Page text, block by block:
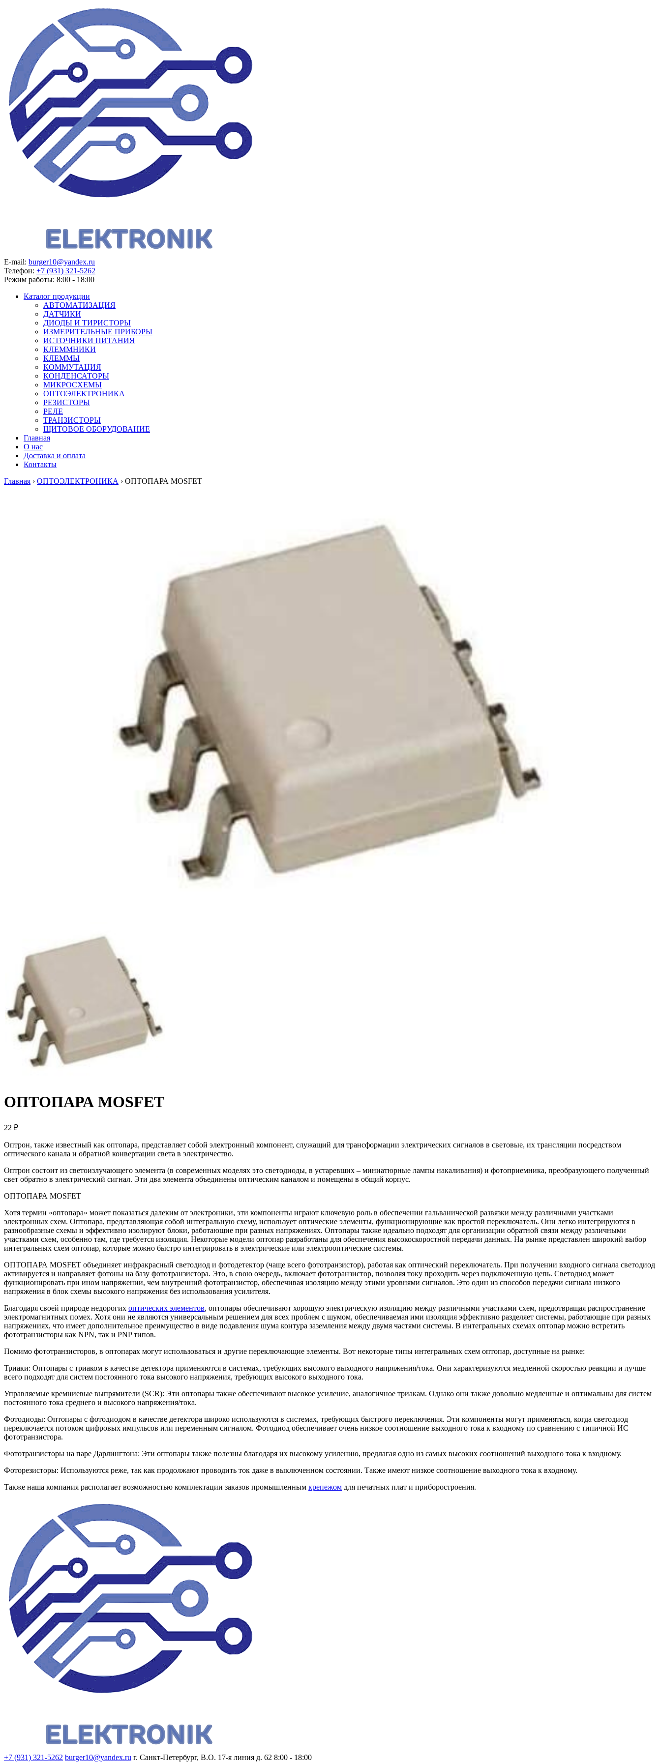
E-mail: burger10@yandex.ru
Телефон: +7 (931) 321-5262
Режим работы: 8:00 - 18:00
Каталог продукции
АВТОМАТИЗАЦИЯ
ДАТЧИКИ
ДИОДЫ И ТИРИСТОРЫ
ИЗМЕРИТЕЛЬНЫЕ ПРИБОРЫ
ИСТОЧНИКИ ПИТАНИЯ
КЛЕММНИКИ
КЛЕММЫ
КОММУТАЦИЯ
КОНДЕНСАТОРЫ
МИКРОСХЕМЫ
ОПТОЭЛЕКТРОНИКА
РЕЗИСТОРЫ
РЕЛЕ
ТРАНЗИСТОРЫ
ЩИТОВОЕ ОБОРУДОВАНИЕ
Главная
О нас
Доставка и оплата
Контакты
Главная › ОПТОЭЛЕКТРОНИКА › ОПТОПАРА MOSFET
ОПТОПАРА MOSFET
22 ₽
Оптрон, также известный как оптопара, представляет собой электронный компонент, служащий для трансформации электрических сигналов в световые, их трансляции посредством
оптического канала и обратной конвертации света в электричество.
Оптрон состоит из светоизлучающего элемента (в современных моделях это светодиоды, в устаревших – миниатюрные лампы накаливания) и фотоприемника, преобразующего полученный
свет обратно в электрический сигнал. Эти два элемента объединены оптическим каналом и помещены в общий корпус.
ОПТОПАРА MOSFET
Хотя термин «оптопара» может показаться далеким от электроники, эти компоненты играют ключевую роль в обеспечении гальванической развязки между различными участками
электронных схем. Оптопара, представляющая собой интегральную схему, использует оптические элементы, функционирующие как простой переключатель. Они легко интегрируются в
разнообразные схемы и эффективно изолируют блоки, работающие при разных напряжениях. Оптопары также идеально подходят для организации обратной связи между различными
участками схем, особенно там, где требуется изоляция. Некоторые модели оптопар разработаны для обеспечения высокоскоростной передачи данных. На рынке представлен широкий выбор
интегральных схем оптопар, которые можно быстро интегрировать в электрические или электрооптические системы.
ОПТОПАРА MOSFET объединяет инфракрасный светодиод и фотодетектор (чаще всего фототранзистор), работая как оптический переключатель. При получении входного сигнала светодиод
активируется и направляет фотоны на базу фототранзистора. Это, в свою очередь, включает фототранзистор, позволяя току проходить через подключенную цепь. Светодиод может
функционировать при ином напряжении, чем внутренний фототранзистор, обеспечивая изоляцию между этими уровнями сигналов. Это один из способов передачи сигнала низкого
напряжения в блок схемы высокого напряжения без использования усилителя.
Благодаря своей природе недорогих оптических элементов, оптопары обеспечивают хорошую электрическую изоляцию между различными участками схем, предотвращая распространение
электромагнитных помех. Хотя они не являются универсальным решением для всех проблем с шумом, обеспечиваемая ими изоляция эффективно разделяет системы, работающие при разных
напряжениях, что имеет дополнительное преимущество в виде подавления шума контура заземления между двумя частями системы. В интегральных схемах оптопар можно встретить
фототранзисторы как NPN, так и PNP типов.
Помимо фототранзисторов, в оптопарах могут использоваться и другие переключающие элементы. Вот некоторые типы интегральных схем оптопар, доступные на рынке:
Триаки: Оптопары с триаком в качестве детектора применяются в системах, требующих высокого выходного напряжения/тока. Они характеризуются медленной скоростью реакции и лучше
всего подходят для систем постоянного тока высокого напряжения, требующих высокого выходного тока.
Управляемые кремниевые выпрямители (SCR): Эти оптопары также обеспечивают высокое усиление, аналогичное триакам. Однако они также довольно медленные и оптимальны для систем
постоянного тока среднего и высокого напряжения/тока.
Фотодиоды: Оптопары с фотодиодом в качестве детектора широко используются в системах, требующих быстрого переключения. Эти компоненты могут применяться, когда светодиод
переключается потоком цифровых импульсов или переменным сигналом. Фотодиод обеспечивает очень низкое соотношение выходного тока к входному по сравнению с типичной ИС
фототранзистора.
Фототранзисторы на паре Дарлингтона: Эти оптопары также полезны благодаря их высокому усилению, предлагая одно из самых высоких соотношений выходного тока к входному.
Фоторезисторы: Используются реже, так как продолжают проводить ток даже в выключенном состоянии. Также имеют низкое соотношение выходного тока к входному.
Также наша компания располагает возможностью комплектации заказов промышленным крепежом для печатных плат и приборостроения.
+7 (931) 321-5262 burger10@yandex.ru г. Санкт-Петербург, В.О. 17-я линия д. 62 8:00 - 18:00